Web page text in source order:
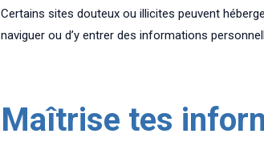
Certains sites douteux ou illicites peuvent
naviguer ou d’y entrer des informations
Maîtrise tes